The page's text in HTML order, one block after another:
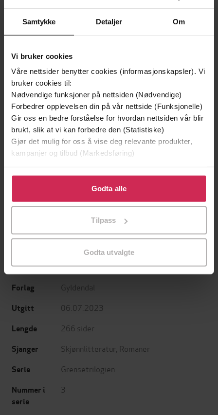
Samtykke Detaljer Om
Vi bruker cookies
Våre nettsider benytter cookies (informasjonskapsler). Vi
bruker cookies til:
Nødvendige funksjoner på nettsiden (Nødvendige)
Forbedrer opplevelsen din på vår nettside (Funksjonelle)
Gir oss en bedre forståelse for hvordan nettsiden vår blir
brukt, slik at vi kan forbedre den (Statistiske)
Gjør det mulig for oss å vise deg relevante produkter,
kampanjer og tilbud (Markedsføring)
Klikk på «Godta alle» for å gi oss ditt samtykke til å
bruke cookies for alle disse formålene. Du kan også
tilpasse ditt samtykke til spesifikke formål ved å klikke
Godta alle
Tilpass
Godta utvalgte
Premium
EBOK
En lykkelig familie
EBOK
Cormac McCarthy(forfatter),
(oversetter)
Forlag Gyldendal
Utgitt 06.07.2023
Lengde 266 sider
Sjanger Skjønnlitteratur Romaner
Serie Grensetrilogien
Nummer i
serie
3